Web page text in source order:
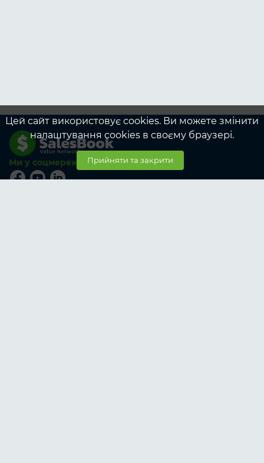
Ми у соцмережах
Цей сайт використовує cookies. Ви можете змінити
налаштування cookies в своєму браузері.
Прийняти та закрити